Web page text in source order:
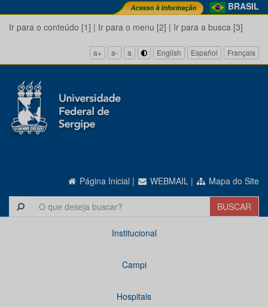
BRASIL
Ir para o conteúdo [1] | Ir para o menu [2] | Ir para a busca [3]
a+ a- a English Español Français
Página Inicial | WEBMAIL | Mapa do Site
Institucional
Campi
Hospitais